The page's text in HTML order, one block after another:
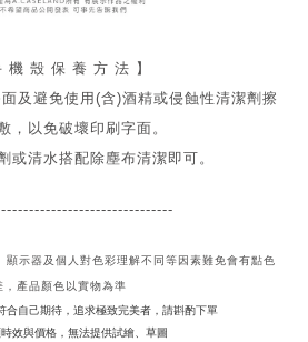
機 殼 保 養 方 法 】
及 避免使用(含)酒精或侵蝕性清潔劑擦
，以免破壞印刷字面。
或清水搭配除塵布清潔即可。
示器及個人對色彩理解不同 等因素難免會有點色
，產品顏色以實物為準
合自己期待，追求極致完美者，請斟酌下單
效與價格，無法提供試繪、草圖